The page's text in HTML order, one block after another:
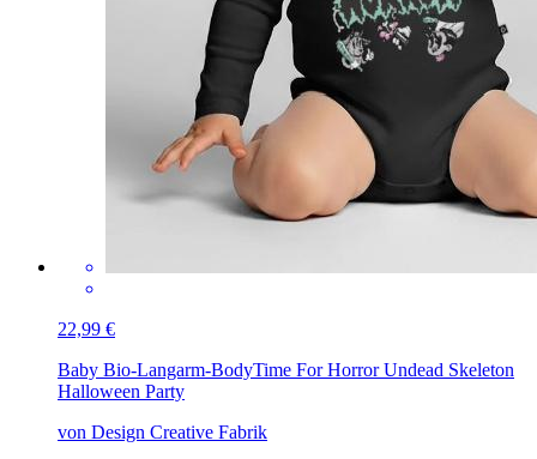
22,99 €
Baby Bio-Langarm-BodyTime For Horror Undead Skeleton
Halloween Party
von Design Creative Fabrik